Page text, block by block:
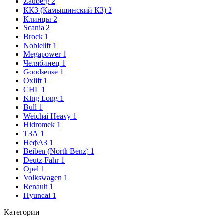
ККЗ (Камышинский КЗ) 2
Клинцы 2
Scania 2
Brock 1
Noblelift 1
Megapower 1
Челябинец 1
Goodsense 1
Oxlift 1
CHL 1
King Long 1
Bull 1
Weichai Heavy 1
Hidromek 1
ТЗА 1
НефАЗ 1
Beiben (North Benz) 1
Deutz-Fahr 1
Opel 1
Volkswagen 1
Renault 1
Hyundai 1
Категории